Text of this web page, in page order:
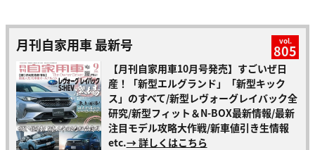
月刊自家用車 最新号 vol.
805
【月刊自家用車10月号発売】すごいぜ日
産！「新型エルグランド」「新型キック
ス」のすべて/新型レヴォーグレイバック全
研究/新型フィット＆N-BOX最新情報/最新
注目モデル攻略大作戦/新車値引き生情報
etc.→ 詳しくはこちら